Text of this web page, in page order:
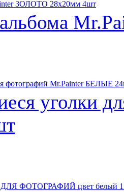
альбома
уголки